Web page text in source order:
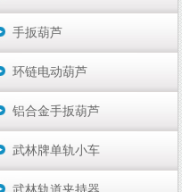
手扳葫芦
环链电动葫芦
铝合金手扳葫芦
武林牌单轨小车